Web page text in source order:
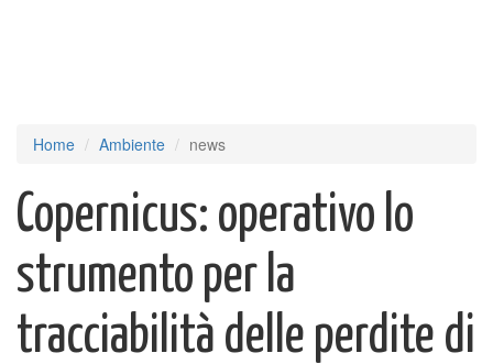
Home Ambiente news
Copernicus: operativo lo
strumento per la
tracciabilità delle perdite di